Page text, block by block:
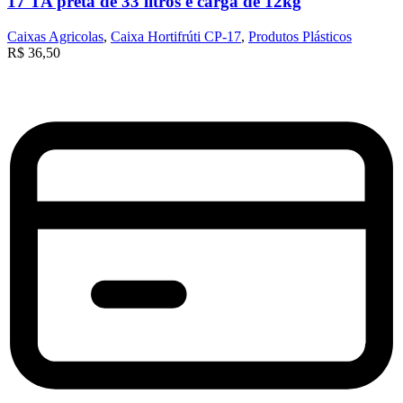
Caixas Agricolas, Caixa Hortifrúti CP-17, Produtos Plásticos
R$ 36,50